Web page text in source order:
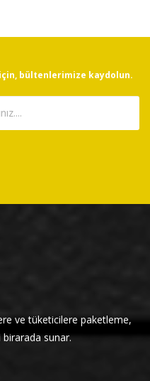
bültenlerimize kaydolun.
ve tüketicilere paketleme,
sunar.